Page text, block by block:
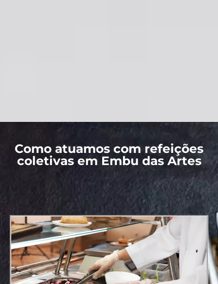
Como atuamos com refeições
coletivas em Embu das Artes